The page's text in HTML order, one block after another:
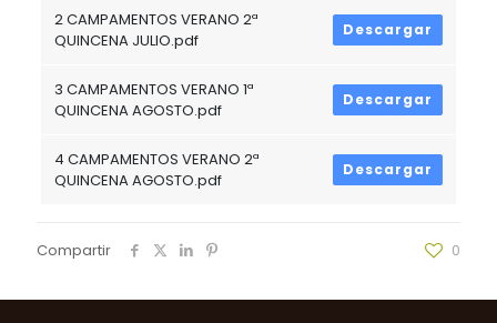
2 CAMPAMENTOS VERANO 2ª
QUINCENA JULIO.pdf
Descargar
3 CAMPAMENTOS VERANO 1ª
QUINCENA AGOSTO.pdf
Descargar
4 CAMPAMENTOS VERANO 2ª
QUINCENA AGOSTO.pdf
Descargar
Compartir 0